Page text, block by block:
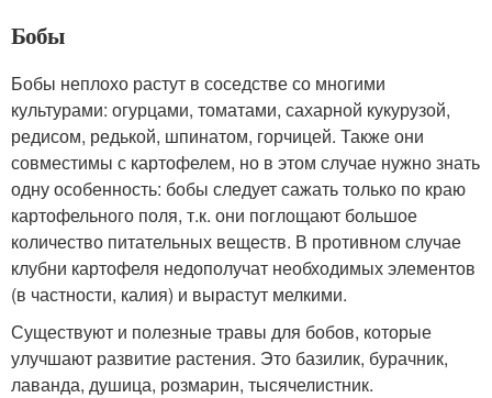
Бобы
Бобы неплохо растут в соседстве со многими
культурами: огурцами, томатами, сахарной кукурузой,
редисом, редькой, шпинатом, горчицей. Также они
совместимы с картофелем, но в этом случае нужно знать
одну особенность: бобы следует сажать только по краю
картофельного поля, т.к. они поглощают большое
количество питательных веществ. В противном случае
клубни картофеля недополучат необходимых элементов
(в частности, калия) и вырастут мелкими.
Существуют и полезные травы для бобов, которые
улучшают развитие растения. Это базилик, бурачник,
лаванда, душица, розмарин, тысячелистник.